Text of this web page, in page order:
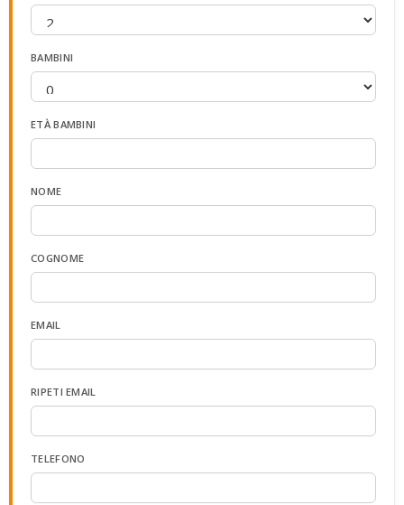
BAMBINI
ETÀ BAMBINI
NOME
COGNOME
EMAIL
RIPETI EMAIL
TELEFONO